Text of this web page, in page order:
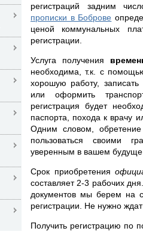
регистраций задним
прописки в Боброве
ценой коммунальных
регистрации.
Услуга получения
необходима, т.к. с
хорошую работу,
или оформить
регистрация будет
паспорта, похода к врачу
Одним словом,
пользоваться своими
уверенным в вашем
Срок приобретения
составляет 2-3 рабочих
документов мы берем на
регистрации. Не нужно
Получить регистрацию по